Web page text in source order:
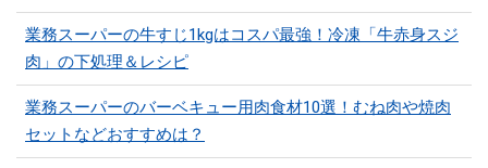
業務スーパーの牛すじ1kgはコスパ最強！冷凍「牛赤身スジ
肉」の下処理＆レシピ
業務スーパーのバーベキュー用肉食材10選！むね肉や焼肉
セットなどおすすめは？